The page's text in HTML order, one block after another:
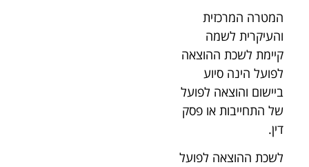
המטרה המרכזית
והעיקרית לשמה
קיימת לשכת ההוצאה
לפועל הינה סיוע
ביישום והוצאה לפועל
של התחייבות או פסק
דין.
לשכת ההוצאה לפועל